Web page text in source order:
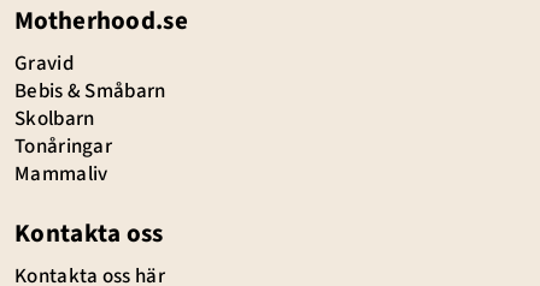
Motherhood.se
Gravid
Bebis & Småbarn
Skolbarn
Tonåringar
Mammaliv
Kontakta oss
Kontakta oss här